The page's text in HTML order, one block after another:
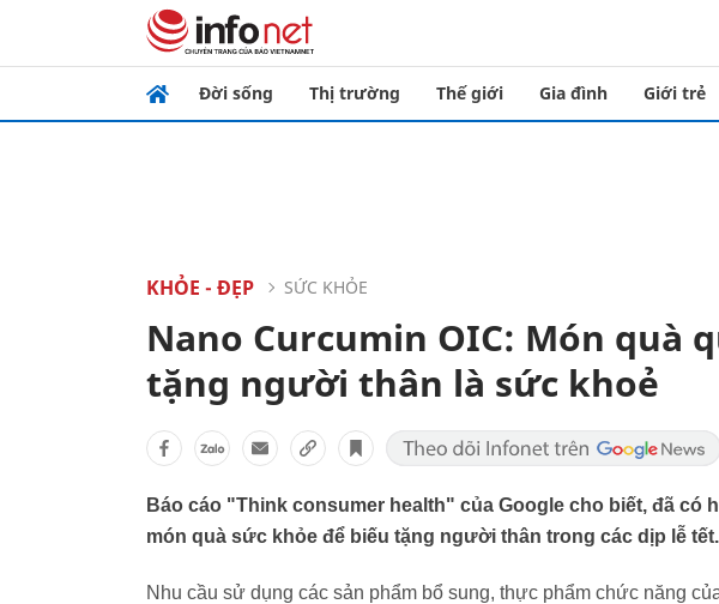
Đời sống Thị trường Thế giới Gia đình Giới trẻ
KHỎE - ĐẸP SỨC KHỎE
Nano Curcumin OIC: Món quà
tặng người thân là sức khoẻ
Báo cáo "Think consumer health" của Google cho biết, đã có
món quà sức khỏe để biếu tặng người thân trong các dịp lễ tết.
Nhu cầu sử dụng các sản phẩm bổ sung, thực phẩm chức năng